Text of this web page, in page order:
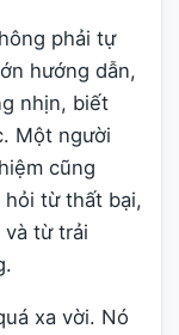
phải tự
hướng dẫn,
nhịn, biết
Một người
cũng
từ thất bại,
và từ trải
xa vời. Nó